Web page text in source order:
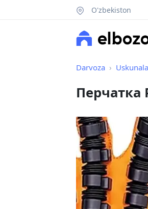
O'zbekiston
Darvoza
Перчатка